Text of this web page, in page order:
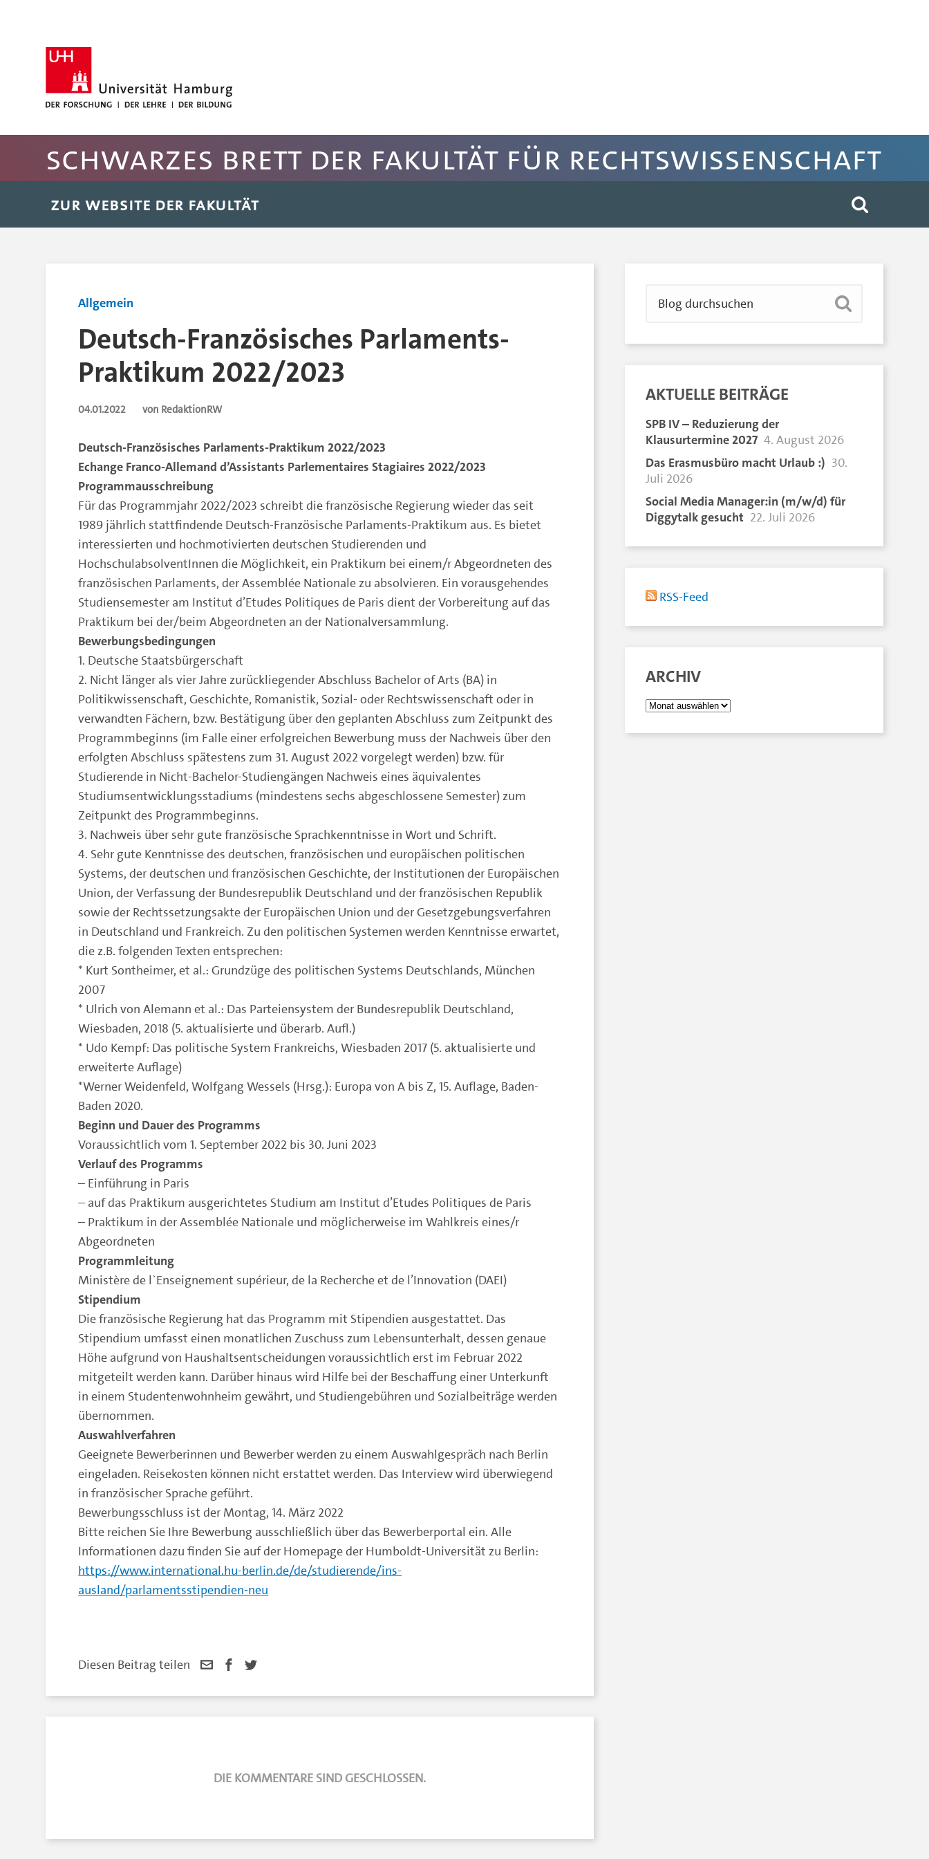
Rechte Spalte anspringen
Fussbereich der Seite anspringen
Schwarzes Brett der Fakultät für Rechtswissenschaft
ZUR WEBSITE DER FAKULTÄT
Allgemein
Deutsch-Französisches Parlaments-
Praktikum 2022/2023
04.01.2022 von RedaktionRW
Deutsch-Französisches Parlaments-Praktikum 2022/2023
Echange Franco-Allemand d’Assistants Parlementaires Stagiaires 2022/2023
Programmausschreibung
Für das Programmjahr 2022/2023 schreibt die französische Regierung wieder das seit
1989 jährlich stattfindende Deutsch-Französische Parlaments-Praktikum aus. Es bietet
interessierten und hochmotivierten deutschen Studierenden und
HochschulabsolventInnen die Möglichkeit, ein Praktikum bei einem/r Abgeordneten des
französischen Parlaments, der Assemblée Nationale zu absolvieren. Ein vorausgehendes
Studiensemester am Institut d’Etudes Politiques de Paris dient der Vorbereitung auf das
Praktikum bei der/beim Abgeordneten an der Nationalversammlung.
Bewerbungsbedingungen
1. Deutsche Staatsbürgerschaft
2. Nicht länger als vier Jahre zurückliegender Abschluss Bachelor of Arts (BA) in
Politikwissenschaft, Geschichte, Romanistik, Sozial- oder Rechtswissenschaft oder in
verwandten Fächern, bzw. Bestätigung über den geplanten Abschluss zum Zeitpunkt des
Programmbeginns (im Falle einer erfolgreichen Bewerbung muss der Nachweis über den
erfolgten Abschluss spätestens zum 31. August 2022 vorgelegt werden) bzw. für
Studierende in Nicht-Bachelor-Studiengängen Nachweis eines äquivalentes
Studiumsentwicklungsstadiums (mindestens sechs abgeschlossene Semester) zum
Zeitpunkt des Programmbeginns.
3. Nachweis über sehr gute französische Sprachkenntnisse in Wort und Schrift.
4. Sehr gute Kenntnisse des deutschen, französischen und europäischen politischen
Systems, der deutschen und französischen Geschichte, der Institutionen der Europäischen
Union, der Verfassung der Bundesrepublik Deutschland und der französischen Republik
sowie der Rechtssetzungsakte der Europäischen Union und der Gesetzgebungsverfahren
in Deutschland und Frankreich. Zu den politischen Systemen werden Kenntnisse erwartet,
die z.B. folgenden Texten entsprechen:
* Kurt Sontheimer, et al.: Grundzüge des politischen Systems Deutschlands, München
2007
* Ulrich von Alemann et al.: Das Parteiensystem der Bundesrepublik Deutschland,
Wiesbaden, 2018 (5. aktualisierte und überarb. Aufl.)
* Udo Kempf: Das politische System Frankreichs, Wiesbaden 2017 (5. aktualisierte und
erweiterte Auflage)
*Werner Weidenfeld, Wolfgang Wessels (Hrsg.): Europa von A bis Z, 15. Auflage, Baden-
Baden 2020.
Beginn und Dauer des Programms
Voraussichtlich vom 1. September 2022 bis 30. Juni 2023
Verlauf des Programms
– Einführung in Paris
– auf das Praktikum ausgerichtetes Studium am Institut d’Etudes Politiques de Paris
– Praktikum in der Assemblée Nationale und möglicherweise im Wahlkreis eines/r
Abgeordneten
Programmleitung
Ministère de l`Enseignement supérieur, de la Recherche et de l’Innovation (DAEI)
Stipendium
Die französische Regierung hat das Programm mit Stipendien ausgestattet. Das
Stipendium umfasst einen monatlichen Zuschuss zum Lebensunterhalt, dessen genaue
Höhe aufgrund von Haushaltsentscheidungen voraussichtlich erst im Februar 2022
mitgeteilt werden kann. Darüber hinaus wird Hilfe bei der Beschaffung einer Unterkunft
in einem Studentenwohnheim gewährt, und Studiengebühren und Sozialbeiträge werden
übernommen.
Auswahlverfahren
Geeignete Bewerberinnen und Bewerber werden zu einem Auswahlgespräch nach Berlin
eingeladen. Reisekosten können nicht erstattet werden. Das Interview wird überwiegend
in französischer Sprache geführt.
Bewerbungsschluss ist der Montag, 14. März 2022
Bitte reichen Sie Ihre Bewerbung ausschließlich über das Bewerberportal ein. Alle
Informationen dazu finden Sie auf der Homepage der Humboldt-Universität zu Berlin:
https://www.international.hu-berlin.de/de/studierende/ins-
ausland/parlamentsstipendien-neu
Diesen Beitrag teilen
DIE KOMMENTARE SIND GESCHLOSSEN.
AKTUELLE BEITRÄGE
SPB IV – Reduzierung der
Klausurtermine 2027 4. August 2026
Das Erasmusbüro macht Urlaub :) 30.
Juli 2026
Social Media Manager:in (m/w/d) für
Diggytalk gesucht 22. Juli 2026
RSS-Feed
ARCHIV